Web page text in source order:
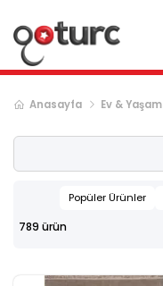
Sonraki ürün sayfası, sayfa
Anasayfa Ev & Yaşam
Popüler Ürünler
789 ürün